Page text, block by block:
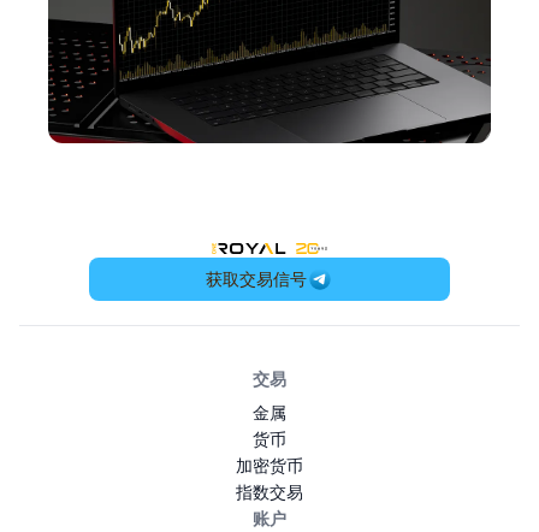
OneRoyal Home
获取交易信号
交易
金属
货币
加密货币
指数交易
账户